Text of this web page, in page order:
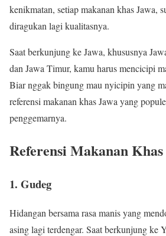
kenikmatan, setiap makanan khas Jawa,
diragukan lagi kualitasnya.
Saat berkunjung ke Jawa, khususnya
dan Jawa Timur, kamu harus mencicipi
Biar nggak bingung mau nyicipin yang
referensi makanan khas Jawa yang
penggemarnya.
Referensi Makanan Khas
1. Gudeg
Hidangan bersama rasa manis yang
asing lagi terdengar. Saat berkunjung ke